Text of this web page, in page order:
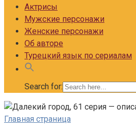
Актрисы
Мужские персонажи
Женские персонажи
Об авторе
Турецкий язык по сериалам
Search for:
Главная страница